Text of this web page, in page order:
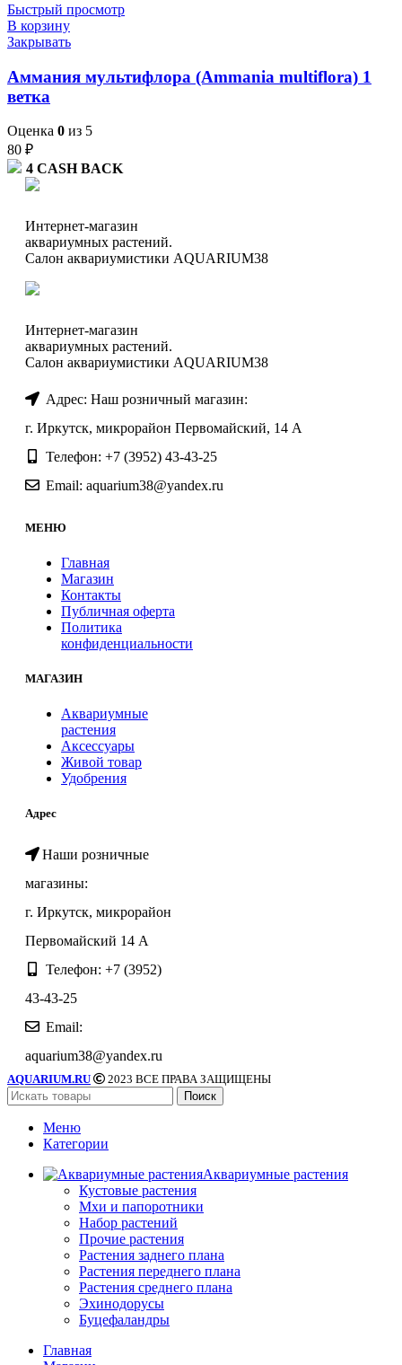
Быстрый просмотр
В корзину
Закрывать
Аммания мультифлора (Ammania multiflora) 1
ветка
Оценка 0 из 5
80 ₽
4 CASH BACK
Интернет-магазин
аквариумных растений.
Салон аквариумистики AQUARIUM38
Интернет-магазин
аквариумных растений.
Салон аквариумистики AQUARIUM38
Адрес: Наш розничный магазин:
г. Иркутск, микрорайон Первомайский, 14 А
Телефон: +7 (3952) 43-43-25
Email: aquarium38@yandex.ru
МЕНЮ
Главная
Магазин
Контакты
Публичная оферта
Политика
конфиденциальности
МАГАЗИН
Аквариумные
растения
Аксессуары
Живой товар
Удобрения
Адрес
Наши розничные
магазины:
г. Иркутск, микрорайон
Первомайский 14 А
Телефон: +7 (3952)
43-43-25
Email:
aquarium38@yandex.ru
AQUARIUM.RU
2023 ВСЕ ПРАВА ЗАЩИЩЕНЫ
Поиск
Меню
Категории
Аквариумные растения
Кустовые растения
Мхи и папоротники
Набор растений
Прочие растения
Растения заднего плана
Растения переднего плана
Растения среднего плана
Эхинодорусы
Буцефаландры
Главная